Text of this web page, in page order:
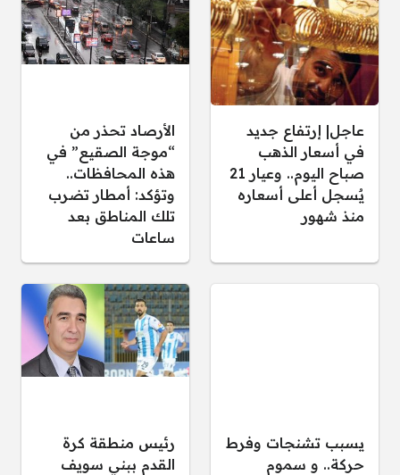
عاجل| إرتفاع جديد
في أسعار الذهب
صباح اليوم.. وعيار 21
يٌسجل أعلى أسعاره
منذ شهور
الأرصاد تحذر من
“موجة الصقيع” في
هذه المحافظات..
وتؤكد: أمطار تضرب
تلك المناطق بعد
ساعات
يسبب تشنجات وفرط
حركة.. و سموم
رئيس منطقة كرة
القدم ببني سويف